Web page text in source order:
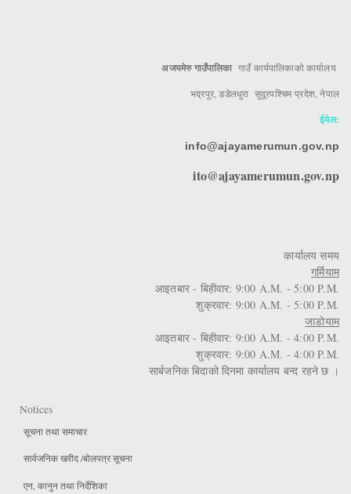
अजयमेरु गाउँपालिका गाउँ कार्यपालिकाको कार्यालय
भद्रपुर, डडेलधुरा सुदूरपश्चिम प्रदेश, नेपाल
ईमेल:
info@ajayamerumun.gov.np
ito@ajayamerumun.gov.np
कार्यालय समय
गर्मियाम
आइतबार - बिहीवार: 9:00 A.M. - 5:00 P.M.
शुक्रवार: 9:00 A.M. - 5:00 P.M.
जाडोयाम
आइतबार - बिहीवार: 9:00 A.M. - 4:00 P.M.
शुक्रवार: 9:00 A.M. - 4:00 P.M.
सार्बजनिक बिदाको दिनमा कार्यालय बन्द रहने छ ।
Notices
सूचना तथा समाचार
सार्वजनिक खरीद /बोलपत्र सूचना
एन, कानुन तथा निर्देशिका